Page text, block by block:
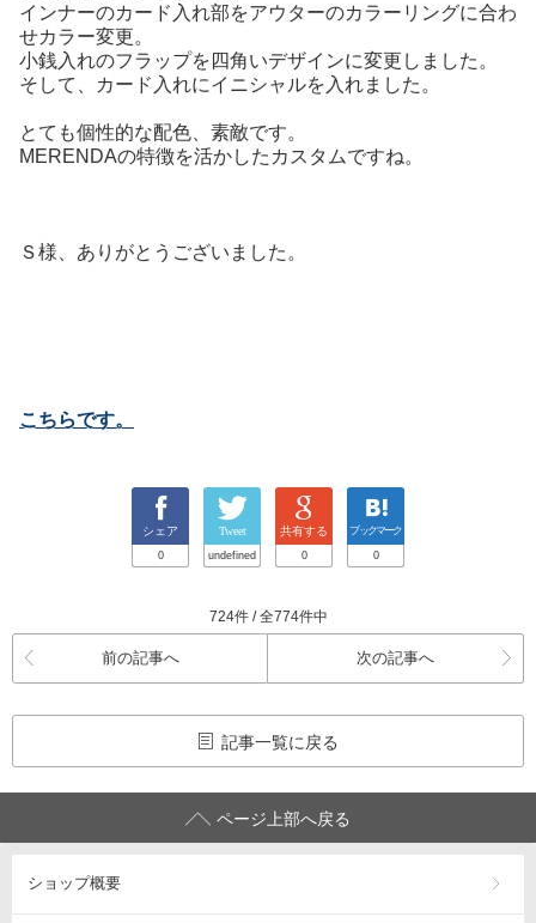
インナーのカード入れ部をアウターのカラーリングに合わ
せカラー変更。
小銭入れのフラップを四角いデザインに変更しました。
そして、カード入れにイニシャルを入れました。
とても個性的な配色、素敵です。
MERENDAの特徴を活かしたカスタムですね。
Ｓ様、ありがとうございました。
こちらです。
シェア
0
Tweet
undefined
共有する
0
ブックマーク
0
724件 / 全774件中
前の記事へ 次の記事へ
記事一覧に戻る
ページ上部へ戻る
ショップ概要